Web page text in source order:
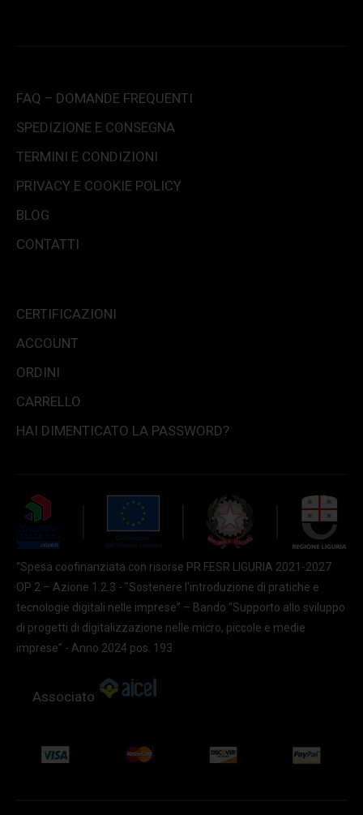
FAQ – DOMANDE FREQUENTI
SPEDIZIONE E CONSEGNA
TERMINI E CONDIZIONI
PRIVACY E COOKIE POLICY
BLOG
CONTATTI
CERTIFICAZIONI
ACCOUNT
ORDINI
CARRELLO
HAI DIMENTICATO LA PASSWORD?
“Spesa coofinanziata con risorse PR FESR LIGURIA 2021-2027
OP 2 – Azione 1.2.3 - "Sostenere l'introduzione di pratiche e
tecnologie digitali nelle imprese” – Bando “Supporto allo sviluppo
di progetti di digitalizzazione nelle micro, piccole e medie
imprese” - Anno 2024 pos. 193
Associato